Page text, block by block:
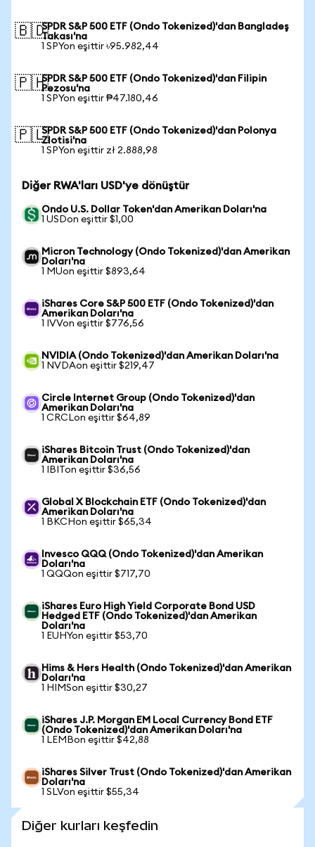
🇧🇩SPDR S&P 500 ETF (Ondo Tokenized)'dan Bangladeş
Takası'na
1 SPYon eşittir ৳95.982,44
🇵🇭SPDR S&P 500 ETF (Ondo Tokenized)'dan Filipin
Pezosu'na
1 SPYon eşittir ₱47.180,46
🇵🇱SPDR S&P 500 ETF (Ondo Tokenized)'dan Polonya
Zlotisi'na
1 SPYon eşittir zł 2.888,98
Diğer RWA'ları USD'ye dönüştür
Ondo U.S. Dollar Token'dan Amerikan Doları'na
1 USDon eşittir $1,00
Micron Technology (Ondo Tokenized)'dan Amerikan
Doları'na
1 MUon eşittir $893,64
iShares Core S&P 500 ETF (Ondo Tokenized)'dan
Amerikan Doları'na
1 IVVon eşittir $776,56
NVIDIA (Ondo Tokenized)'dan Amerikan Doları'na
1 NVDAon eşittir $219,47
Circle Internet Group (Ondo Tokenized)'dan
Amerikan Doları'na
1 CRCLon eşittir $64,89
iShares Bitcoin Trust (Ondo Tokenized)'dan
Amerikan Doları'na
1 IBITon eşittir $36,56
Global X Blockchain ETF (Ondo Tokenized)'dan
Amerikan Doları'na
1 BKCHon eşittir $65,34
Invesco QQQ (Ondo Tokenized)'dan Amerikan
Doları'na
1 QQQon eşittir $717,70
iShares Euro High Yield Corporate Bond USD
Hedged ETF (Ondo Tokenized)'dan Amerikan
Doları'na
1 EUHYon eşittir $53,70
Hims & Hers Health (Ondo Tokenized)'dan Amerikan
Doları'na
1 HIMSon eşittir $30,27
iShares J.P. Morgan EM Local Currency Bond ETF
(Ondo Tokenized)'dan Amerikan Doları'na
1 LEMBon eşittir $42,88
iShares Silver Trust (Ondo Tokenized)'dan Amerikan
Doları'na
1 SLVon eşittir $55,34
Diğer kurları keşfedin